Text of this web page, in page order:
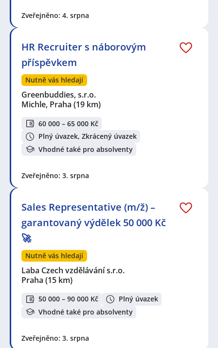
Zveřejněno: 4. srpna
HR Recruiter s náborovým
příspěvkem
Nutně vás hledají
Greenbuddies, s.r.o.
Michle, Praha (19 km)
60 000 – 65 000 Kč
Plný úvazek, Zkrácený úvazek
Vhodné také pro absolventy
Zveřejněno: 3. srpna
Sales Representative (m/ž) –
garantovaný výdělek 50 000 Kč
🚀
Nutně vás hledají
Laba Czech vzdělávání s.r.o.
Praha (15 km)
50 000 – 90 000 Kč
Plný úvazek
Vhodné také pro absolventy
Zveřejněno: 3. srpna